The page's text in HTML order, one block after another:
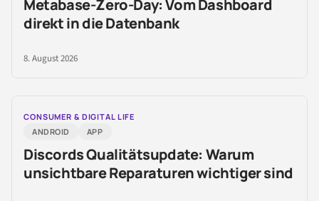
Metabase-Zero-Day: Vom Dashboard
direkt in die Datenbank
8. August 2026
CONSUMER & DIGITAL LIFE
ANDROID
APP
Discords Qualitätsupdate: Warum
unsichtbare Reparaturen wichtiger sind